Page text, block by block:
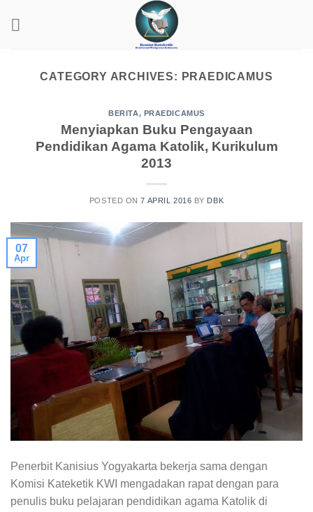
CATEGORY ARCHIVES: PRAEDICAMUS
BERITA, PRAEDICAMUS
Menyiapkan Buku Pengayaan
Pendidikan Agama Katolik, Kurikulum
2013
POSTED ON7 APRIL 2016 BY DBK
07
Apr
Penerbit Kanisius Yogyakarta bekerja sama dengan
Komisi Kateketik KWI mengadakan rapat dengan para
penulis buku pelajaran pendidikan agama Katolik di